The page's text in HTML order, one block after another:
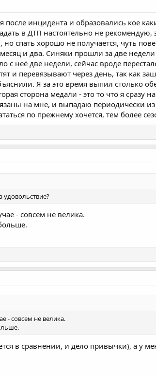
после инцидента и образовались кое
в ДТП настоятельно не рекомендую,
но спать хорошо не получается, чуть
и два. Синяки прошли за две
с неё две недели, сейчас вроде
и перевязывают через день, так как
Я за это время выпил столько
сторона медали - это то что я
на мне, и выпадаю периодически
по прежнему хочется, тем более
удовольствие?
- совсем не велика.
- совсем не велика.
в сравнении, и дело привычки), а у